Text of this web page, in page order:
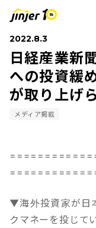
2022.8.3
日経産業新
への投資緩
が取り上げ
メディア掲載
▼海外投資家が日
クマネーを投じて